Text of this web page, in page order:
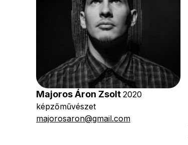
Majoros Áron Zsolt 2020
képzőművészet
majorosaron@gmail.com